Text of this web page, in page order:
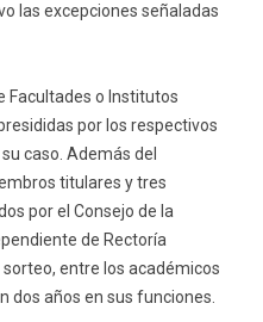
las excepciones señaladas
Facultades o Institutos
por los respectivos
caso. Además del
titulares y tres
por el Consejo de la
de Rectoría
entre los académicos
dos años en sus funciones.